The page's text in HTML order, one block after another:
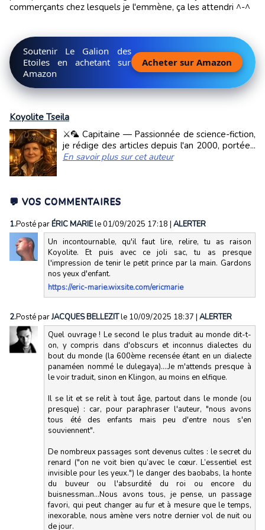
commerçants chez lesquels je l'emmène, ça les attendri ^-^
Soutenir Le Galion des
Etoiles en achetant sur
Amazon
Acheter sur Amazon
Koyolite Tseila
⚔️🦜 Capitaine — Passionnée de science-fiction,
je rédige des articles depuis l'an 2000, portée...
En savoir plus sur cet auteur
💬 VOS COMMENTAIRES
1.Posté parÉRIC MARIEle 01/09/2025 17:18 | ALERTER
Un incontournable, qu'il faut lire, relire, tu as raison
Koyolite. Et puis avec ce joli sac, tu as presque
l'impression de tenir le petit prince par la main. Gardons
nos yeux d'enfant.
https://eric-marie.wixsite.com/ericmarie
2.Posté parJACQUES BELLEZITle 10/09/2025 18:37 | ALERTER
Quel ouvrage ! Le second le plus traduit au monde dit-t-
on, y compris dans d'obscurs et inconnus dialectes du
bout du monde (la 600ème recensée étant en un dialecte
panaméen nommé le dulegaya)....Je m'attends presque à
le voir traduit, sinon en Klingon, au moins en elfique.
Il se lit et se relit à tout âge, partout dans le monde (ou
presque) : car, pour paraphraser l'auteur, "nous avons
tous été des enfants mais peu d'entre nous s'en
souviennent".
De nombreux passages sont devenus cultes : le secret du
renard ("on ne voit bien qu’avec le cœur. L’essentiel est
invisible pour les yeux.") le danger des baobabs, la honte
du buveur ou l'absurdité du roi ou encore du
buisnessman...Nous avons tous, je pense, un passage
favori, qui peut changer au fur et à mesure que le temps,
inexorable, nous amène vers notre dernier vol de nuit ou
de jour.